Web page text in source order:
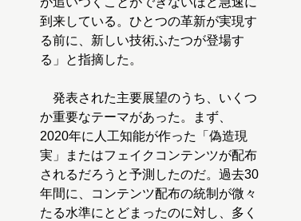
到来している。ひとつの革新が実現す
る前に、新しい技術ふたつが登場す
る」と指摘した。
発表された主要展望のうち、いくつ
か重要なテーマがあった。まず、
2020年に人工知能が作った「偽造現
実」またはフェイクコンテンツが配布
されるだろうと予測したのだ。過去30
年間に、コンテンツ配布の統制が微々
たる水準にとどまったのに対し、多く